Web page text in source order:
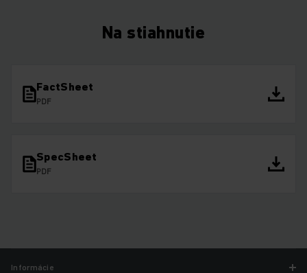
Na stiahnutie
FactSheet
PDF
SpecSheet
PDF
Informácie